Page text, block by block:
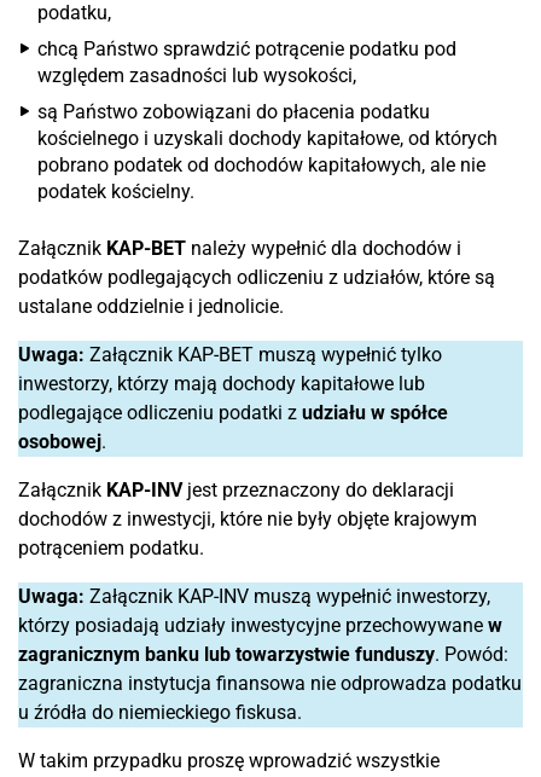
podatku,
chcą Państwo sprawdzić potrącenie podatku pod
względem zasadności lub wysokości,
są Państwo zobowiązani do płacenia podatku
kościelnego i uzyskali dochody kapitałowe, od których
pobrano podatek od dochodów kapitałowych, ale nie
podatek kościelny.
Załącznik KAP-BET należy wypełnić dla dochodów i
podatków podlegających odliczeniu z udziałów, które są
ustalane oddzielnie i jednolicie.
Uwaga: Załącznik KAP-BET muszą wypełnić tylko
inwestorzy, którzy mają dochody kapitałowe lub
podlegające odliczeniu podatki z udziału w spółce
osobowej.
Załącznik KAP-INVjest przeznaczony do deklaracji
dochodów z inwestycji, które nie były objęte krajowym
potrąceniem podatku.
Uwaga: Załącznik KAP-INV muszą wypełnić inwestorzy,
którzy posiadają udziały inwestycyjne przechowywane w
zagranicznym banku lub towarzystwie funduszy. Powód:
zagraniczna instytucja finansowa nie odprowadza podatku
u źródła do niemieckiego fiskusa.
W takim przypadku proszę wprowadzić wszystkie